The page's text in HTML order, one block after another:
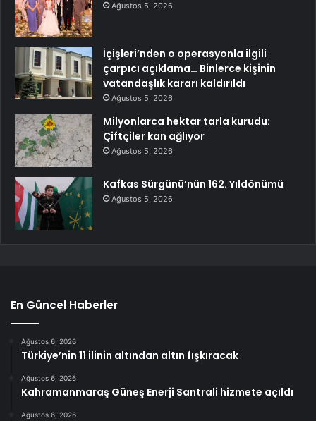
Ağustos 5, 2026
İçişleri’nden o operasyonla ilgili
çarpıcı açıklama… Binlerce kişinin
vatandaşlık kararı kaldırıldı
Ağustos 5, 2026
Milyonlarca hektar tarla kurudu:
Çiftçiler kan ağlıyor
Ağustos 5, 2026
Kafkas Sürgünü’nün 162. Yıldönümü
Ağustos 5, 2026
En Güncel Haberler
Ağustos 6, 2026
Türkiye’nin 11 ilinin altından altın fışkıracak
Ağustos 6, 2026
Kahramanmaraş Güneş Enerji Santrali hizmete açıldı
Ağustos 6, 2026